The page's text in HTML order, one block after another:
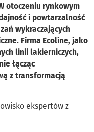
otoczeniu rynkowym
i powtarzalność
wykraczających
Firma Ecoline, jako
linii lakierniczych,
łącząc
z transformacją
ekspertów z